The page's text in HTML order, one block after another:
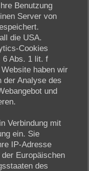
Benutzung
Server von
die USA.
Cookies
6 Abs. 1 lit. f
haben wir
der Analyse des
und
Verbindung mit
ein. Sie
IP-Adresse
Europäischen
des